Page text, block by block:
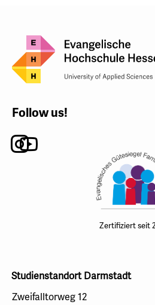
Follow us!
Instagram
Youtube
Zertifiziert seit
Studienstandort Darmstadt
Zweifalltorweg 12